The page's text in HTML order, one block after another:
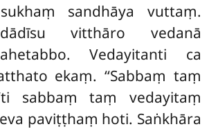
sandhāya vuttaṃ.
vitthāro vedanā
Vedayitanti ca
ekaṃ. ‘‘Sabbaṃ taṃ
sabbaṃ taṃ vedayitaṃ
paviṭṭhaṃ hoti. Saṅkhāra